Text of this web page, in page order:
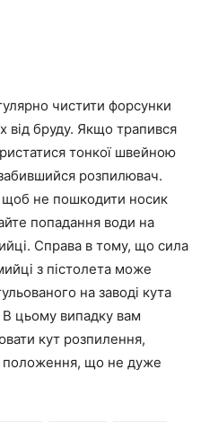
чистити форсунки
від бруду. Якщо трапився
тонкої швейною
розпилювач.
щоб не пошкодити носик
попадання води на
Справа в тому, що сила
з пістолета може
на заводі кута
цьому випадку вам
кут розпилення,
положення, що не дуже